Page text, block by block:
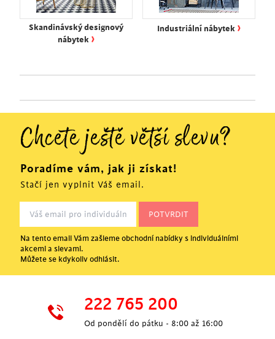
Skandinávský designový
nábytek ›
Industriální nábytek ›
Chcete ještě větší slevu?
Poradíme vám, jak ji získat!
Stačí jen vyplnit Váš email.
Na tento email Vám zašleme obchodní nabídky s individuálními
akcemi a slevami.
Můžete se kdykoliv odhlásit.
222 765 200
Od pondělí do pátku - 8:00 až 16:00